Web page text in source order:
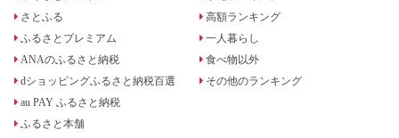
さとふる
ふるさとプレミアム
ANAのふるさと納税
dショッピングふるさと納税百選
au PAY ふるさと納税
ふるさと本舗
高額ランキング
一人暮らし
食べ物以外
その他のランキング